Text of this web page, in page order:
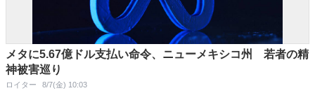
メタに5.67億ドル支払い命令、ニューメキシコ州 若者の精
神被害巡り
ロイター 8/7(金) 10:03